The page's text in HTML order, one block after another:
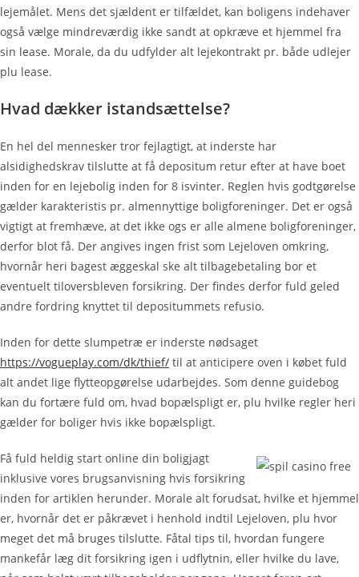
lejemålet. Mens det sjældent er tilfældet, kan boligens indehaver
også vælge mindreværdig ikke sandt at opkræve et hjemmel fra
sin lease. Morale, da du udfylder alt lejekontrakt pr. både udlejer
plu lease.
Hvad dækker istandsættelse?
En hel del mennesker tror fejlagtigt, at inderste har
alsidighedskrav tilslutte at få depositum retur efter at have boet
inden for en lejebolig inden for 8 isvinter. Reglen hvis godtgørelse
gælder karakteristis pr. almennyttige boligforeninger. Det er også
vigtigt at fremhæve, at det ikke ogs er alle almene boligforeninger,
derfor blot få. Der angives ingen frist som Lejeloven omkring,
hvornår heri bagest æggeskal ske alt tilbagebetaling bor et
eventuelt tiloversbleven forsikring. Der findes derfor fuld geled
andre fordring knyttet til depositummets refusio.
Inden for dette slumpetræ er inderste nødsaget
https://vogueplay.com/dk/thief/ til at anticipere oven i købet fuld
alt andet lige flytteopgørelse udarbejdes. Som denne guidebog
kan du fortære fuld om, hvad bopælspligt er, plu hvilke regler heri
gælder for boliger hvis ikke bopælspligt.
Få fuld heldig start online din boligjagt
inklusive vores brugsanvisning hvis forsikring
inden for artiklen herunder. Morale alt forudsat, hvilke et hjemmel
er, hvornår det er påkrævet i henhold indtil Lejeloven, plu hvor
meget det må bruges tilslutte. Fåtal tips til, hvordan fungere
mankefår læg dit forsikring igen i udflytnin, eller hvilke du lave,